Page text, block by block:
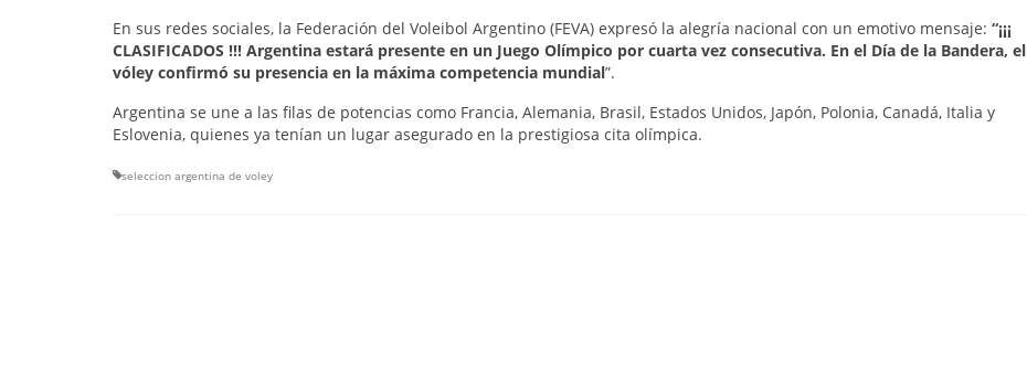
En sus redes sociales, la Federación del Voleibol Argentino (FEVA) expresó la alegría nacional con un emotivo mensaje: “¡¡¡
CLASIFICADOS !!! Argentina estará presente en un Juego Olímpico por cuarta vez consecutiva. En el Día de la Bandera, el
vóley confirmó su presencia en la máxima competencia mundial”.
Argentina se une a las filas de potencias como Francia, Alemania, Brasil, Estados Unidos, Japón, Polonia, Canadá, Italia y
Eslovenia, quienes ya tenían un lugar asegurado en la prestigiosa cita olímpica.
seleccion argentina de voley